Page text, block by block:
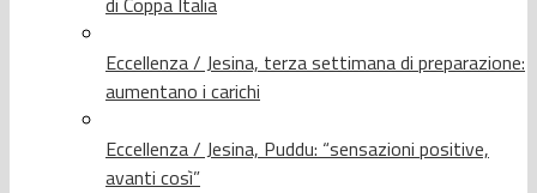
Eccellenza / Jesina, terza settimana di preparazione:
aumentano i carichi
Eccellenza / Jesina, Puddu: “sensazioni positive,
avanti così”